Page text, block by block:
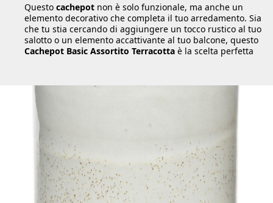
Questo cachepot non è solo funzionale, ma anche un
elemento decorativo che completa il tuo arredamento. Sia
che tu stia cercando di aggiungere un tocco rustico al tuo
salotto o un elemento accattivante al tuo balcone, questo
Cachepot Basic Assortito Terracotta è la scelta perfetta